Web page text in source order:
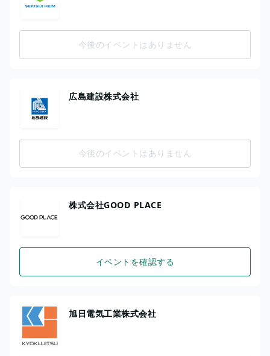
今後のイベントはありません
広島建設株式会社
今後のイベントはありません
株式会社GOOD PLACE
イベントを確認する
旭日電気工業株式会社